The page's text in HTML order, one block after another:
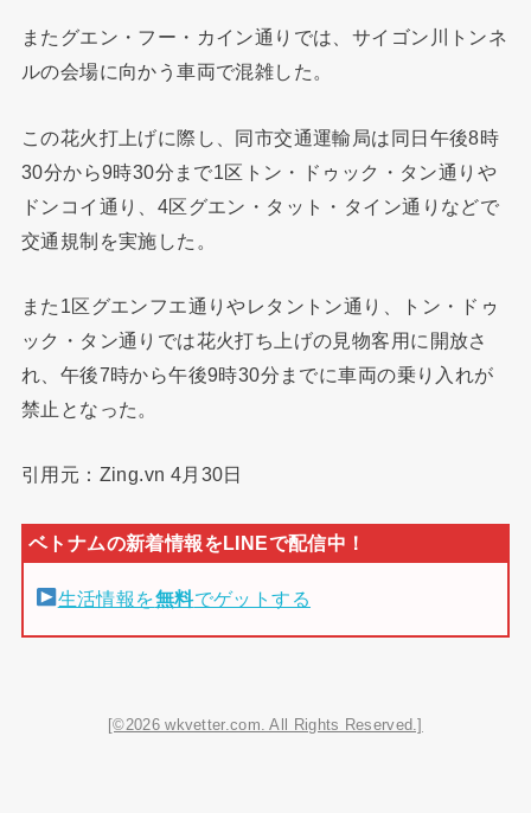
またグエン・フー・カイン通りでは、サイゴン川トンネ
ルの会場に向かう車両で混雑した。
この花火打上げに際し、同市交通運輸局は同日午後8時
30分から9時30分まで1区トン・ドゥック・タン通りや
ドンコイ通り、4区グエン・タット・タイン通りなどで
交通規制を実施した。
また1区グエンフエ通りやレタントン通り、トン・ドゥ
ック・タン通りでは花火打ち上げの見物客用に開放さ
れ、午後7時から午後9時30分までに車両の乗り入れが
禁止となった。
引用元：Zing.vn 4月30日
生活情報を無料でゲットする
[©2026 wkvetter.com. All Rights Reserved.]